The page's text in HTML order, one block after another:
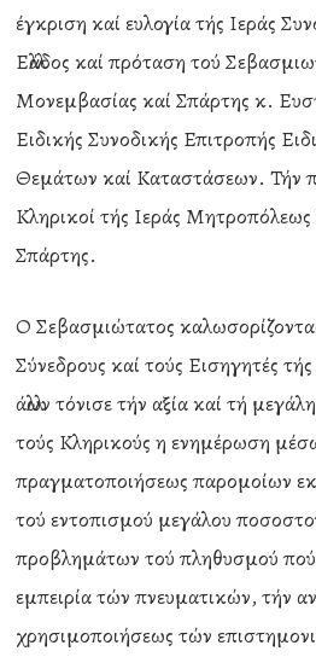
έγκριση καί ευλογία τής Ιεράς
Ελλάδος καί πρόταση τού
Μονεμβασίας καί Σπάρτης κ.
Ειδικής Συνοδικής Επιτροπής
Θεμάτων καί Καταστάσεων. Τήν
Κληρικοί τής Ιεράς
Σπάρτης.
Ο Σεβασμιώτατος
Σύνεδρους καί τούς Εισηγητές
άλλων τόνισε τήν αξία καί τή
τούς Κληρικούς η ενημέρωση
πραγματοποιήσεως παρομοίων
τού εντοπισμού μεγάλου
προβλημάτων τού πληθυσμού
εμπειρία τών πνευματικών, τήν
χρησιμοποιήσεως τών